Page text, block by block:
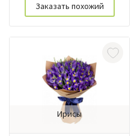
Заказать похожий
Ирисы